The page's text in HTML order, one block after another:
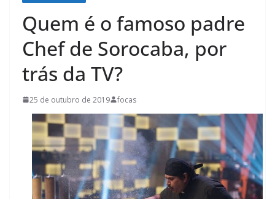
Quem é o famoso padre
Chef de Sorocaba, por
trás da TV?
25 de outubro de 2019 focas